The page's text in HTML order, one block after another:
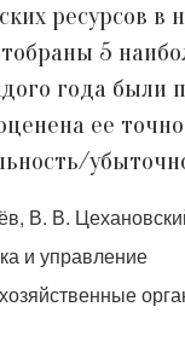
ресурсов
5
года
ее
В. В.
и управление